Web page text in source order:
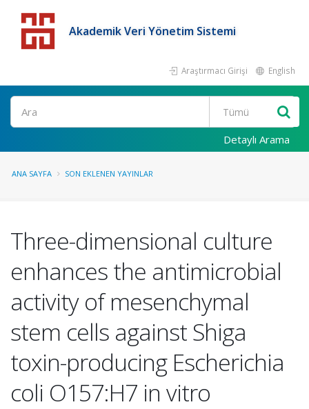
Akademik Veri Yönetim Sistemi
Araştırmacı Girişi English
Detaylı Arama
ANA SAYFA SON EKLENEN YAYINLAR
Three-dimensional culture
enhances the antimicrobial
activity of mesenchymal
stem cells against Shiga
toxin-producing Escherichia
coli O157:H7 in vitro